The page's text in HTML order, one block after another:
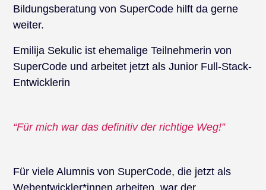
Bildungsberatung von SuperCode hilft da gerne
weiter.
Emilija Sekulic ist ehemalige Teilnehmerin von
SuperCode und arbeitet jetzt als Junior Full-Stack-
Entwicklerin
“Für mich war das definitiv der richtige Weg!”
Für viele Alumnis von SuperCode, die jetzt als